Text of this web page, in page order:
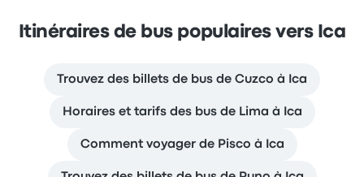
Itinéraires de bus populaires vers Ica
Trouvez des billets de bus de Cuzco à Ica
Horaires et tarifs des bus de Lima à Ica
Comment voyager de Pisco à Ica